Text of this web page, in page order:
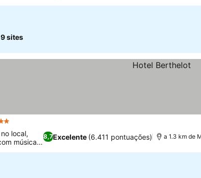
9 sites
8,7Excelente (6.411 pontuações)
local,
música
a 1.3 km de